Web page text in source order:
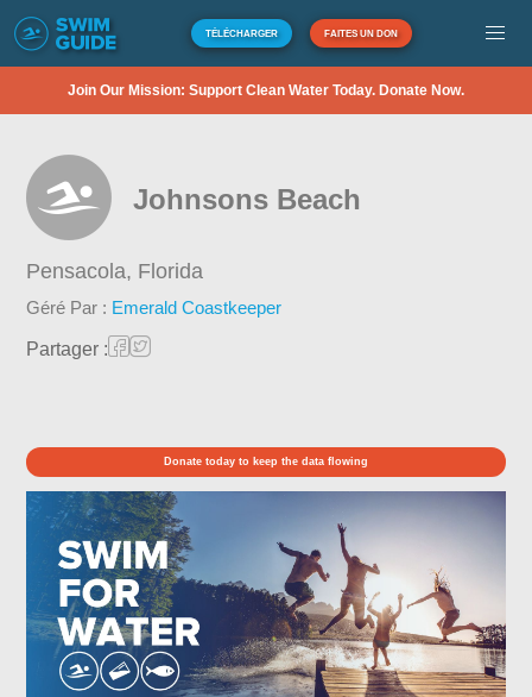
TÉLÉCHARGER FAITES UN DON
Join Our Mission: Support Clean Water Today. Donate Now.
Johnsons Beach
Pensacola, Florida
Géré Par : Emerald Coastkeeper
Partager :
Donate today to keep the data flowing